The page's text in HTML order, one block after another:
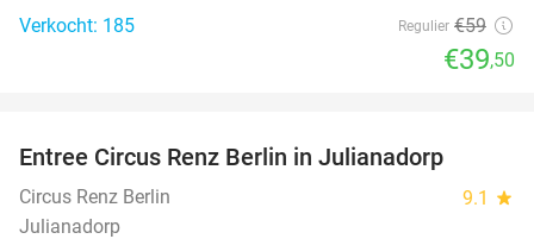
Verkocht: 185
Regulier €59
€39,50
Entree Circus Renz Berlin in Julianadorp
Circus Renz Berlin 9.1 star
Julianadorp